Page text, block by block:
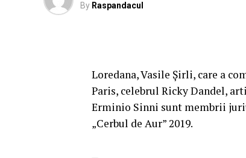
By Raspandacul
Loredana, Vasile Şirli, care a
Paris, celebrul Ricky Dandel,
Erminio Sinni sunt membrii
„Cerbul de Aur” 2019.